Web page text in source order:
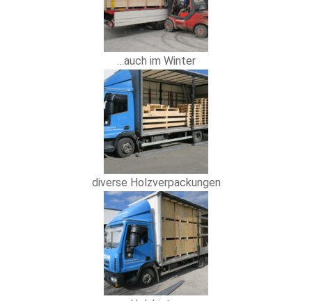
…auch im Winter
diverse Holzverpackungen